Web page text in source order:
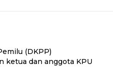
(DKPP)
ketua dan anggota KPU